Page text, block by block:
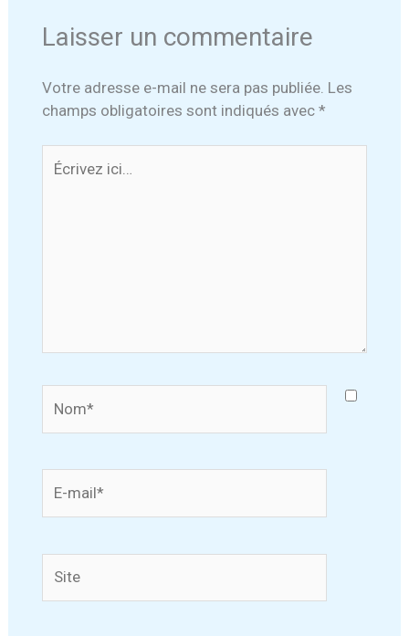
Laisser un commentaire
Votre adresse e-mail ne sera pas publiée. Les
champs obligatoires sont indiqués avec *
ici…
mail*